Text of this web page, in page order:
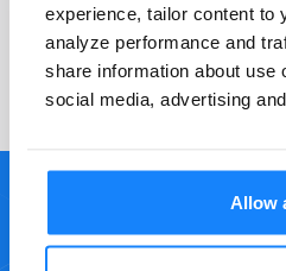
experience, tailor content to
analyze performance and
share information about use
social media, advertising
Allow